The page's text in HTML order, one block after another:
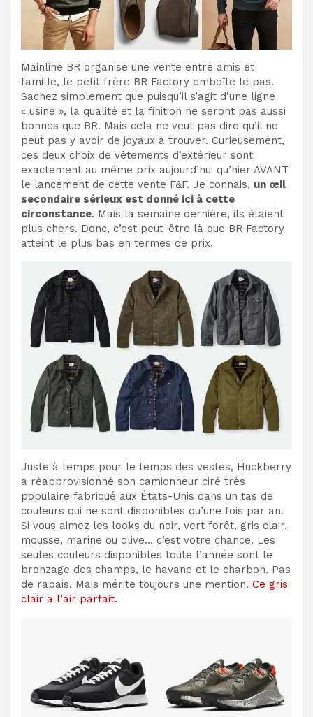
Mainline BR organise une vente entre amis et
famille, le petit frère BR Factory emboîte le pas.
Sachez simplement que puisqu’il s’agit d’une ligne
« usine », la qualité et la finition ne seront pas aussi
bonnes que BR. Mais cela ne veut pas dire qu’il ne
peut pas y avoir de joyaux à trouver. Curieusement,
ces deux choix de vêtements d’extérieur sont
exactement au même prix aujourd’hui qu’hier AVANT
le lancement de cette vente F&F. Je connais, un œil
secondaire sérieux est donné ici à cette
circonstance. Mais la semaine dernière, ils étaient
plus chers. Donc, c’est peut-être là que BR Factory
atteint le plus bas en termes de prix.
Juste à temps pour le temps des vestes, Huckberry
a réapprovisionné son camionneur ciré très
populaire fabriqué aux États-Unis dans un tas de
couleurs qui ne sont disponibles qu’une fois par an.
Si vous aimez les looks du noir, vert forêt, gris clair,
mousse, marine ou olive… c’est votre chance. Les
seules couleurs disponibles toute l’année sont le
bronzage des champs, le havane et le charbon. Pas
de rabais. Mais mérite toujours une mention. Ce gris
clair a l’air parfait.